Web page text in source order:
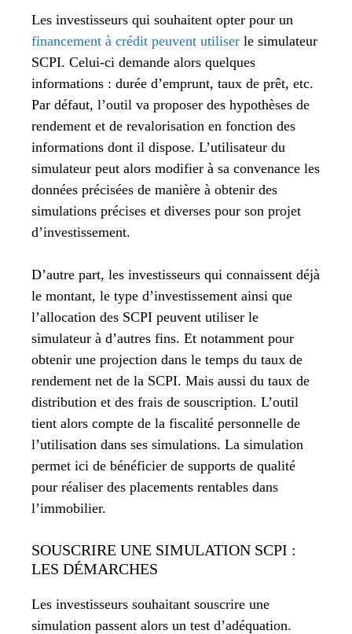
Les investisseurs qui souhaitent opter pour un
financement à crédit peuvent utiliser le simulateur
SCPI. Celui-ci demande alors quelques
informations : durée d’emprunt, taux de prêt, etc.
Par défaut, l’outil va proposer des hypothèses de
rendement et de revalorisation en fonction des
informations dont il dispose. L’utilisateur du
simulateur peut alors modifier à sa convenance les
données précisées de manière à obtenir des
simulations précises et diverses pour son projet
d’investissement.
D’autre part, les investisseurs qui connaissent déjà
le montant, le type d’investissement ainsi que
l’allocation des SCPI peuvent utiliser le
simulateur à d’autres fins. Et notamment pour
obtenir une projection dans le temps du taux de
rendement net de la SCPI. Mais aussi du taux de
distribution et des frais de souscription. L’outil
tient alors compte de la fiscalité personnelle de
l’utilisation dans ses simulations. La simulation
permet ici de bénéficier de supports de qualité
pour réaliser des placements rentables dans
l’immobilier.
SOUSCRIRE UNE SIMULATION SCPI :
LES DÉMARCHES
Les investisseurs souhaitant souscrire une
simulation passent alors un test d’adéquation.